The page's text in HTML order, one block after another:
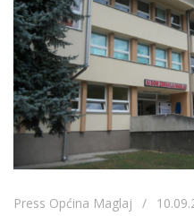
Press Općina Maglaj /